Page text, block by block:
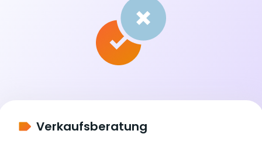
Verkaufsberatung